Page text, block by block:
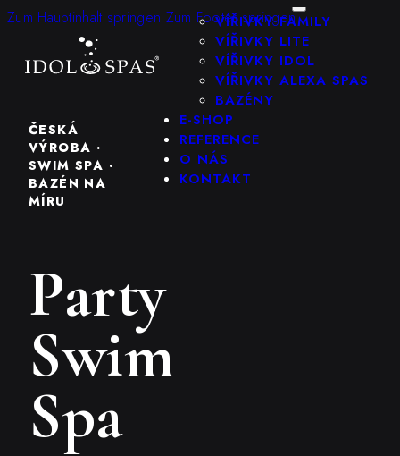
Zum Hauptinhalt springen Zum Footer springen
VÍŘIVKY FAMILY
VÍŘIVKY LITE
VÍŘIVKY IDOL
VÍŘIVKY ALEXA SPAS
BAZÉNY
E-SHOP
REFERENCE
O NÁS
KONTAKT
ČESKÁ
VÝROBA ·
SWIM SPA ·
BAZÉN NA
MÍRU
Party
Swim
Spa